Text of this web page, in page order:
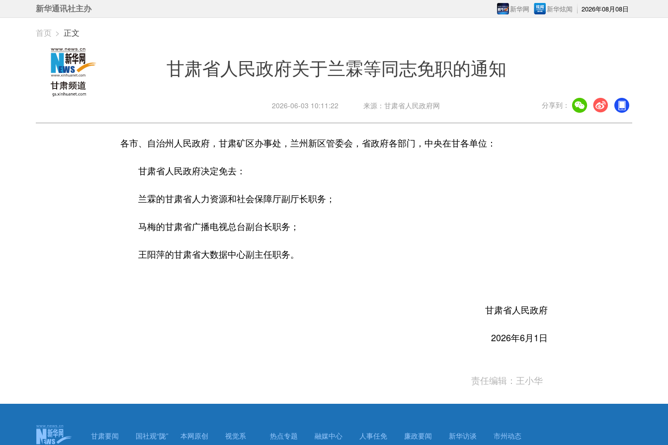
新华通讯社主办 2026年08月08日
新华炫闻
新华网
首页 > 正文
甘肃省人民政府关于兰霖等同志免职的通知
2026-06-03 10:11:22 来源：甘肃省人民政府网 分享到：
各市、自治州人民政府，甘肃矿区办事处，兰州新区管委会，省政府各部门，中央在甘各单位：
甘肃省人民政府决定免去：
兰霖的甘肃省人力资源和社会保障厅副厅长职务；
马梅的甘肃省广播电视总台副台长职务；
王阳萍的甘肃省大数据中心副主任职务。
甘肃省人民政府
2026年6月1日
责任编辑：王小华
甘肃要闻 国社观“陇” 本网原创 视觉系 热点专题 融媒中心 人事任免 廉政要闻 新华访谈 市州动态